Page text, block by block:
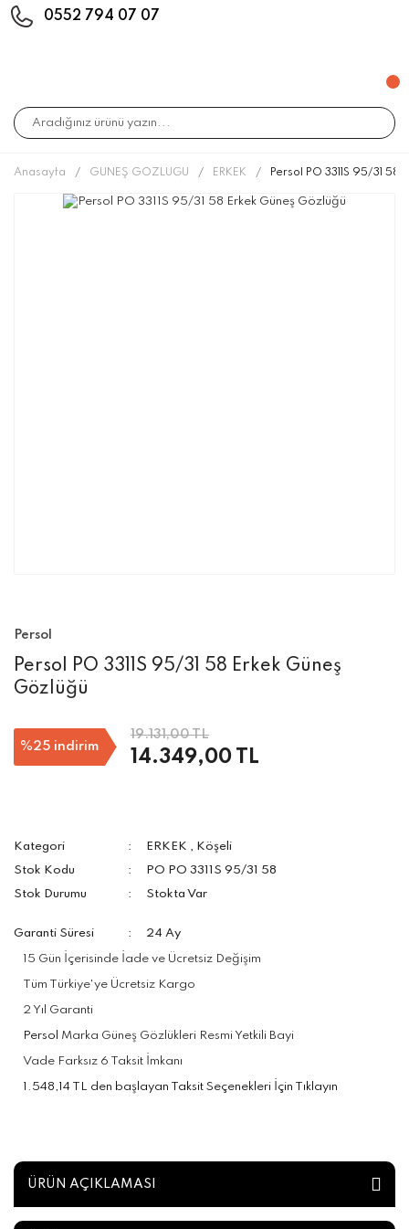
0552 794 07 07
Anasayfa GÜNEŞ GÖZLÜĞÜ ERKEK Persol PO 3311S 95/31
Persol
Persol PO 3311S 95/31 58 Erkek Güneş
Gözlüğü
%25 indirim
19.131,00 TL
14.349,00 TL
Kategori ERKEK , Köşeli
Stok Kodu
PO PO 3311S 95/31 58
Stok Durumu
Stokta Var
Garanti Süresi 24 Ay
15 Gün İçerisinde İade ve Ücretsiz Değişim
Tüm Türkiye'ye Ücretsiz Kargo
2 Yıl Garanti
Persol Marka Güneş Gözlükleri Resmi Yetkili Bayi
Vade Farksız 6 Taksit İmkanı
1.548,14 TL den başlayan Taksit Seçenekleri İçin Tıklayın
ÜRÜN AÇIKLAMASI